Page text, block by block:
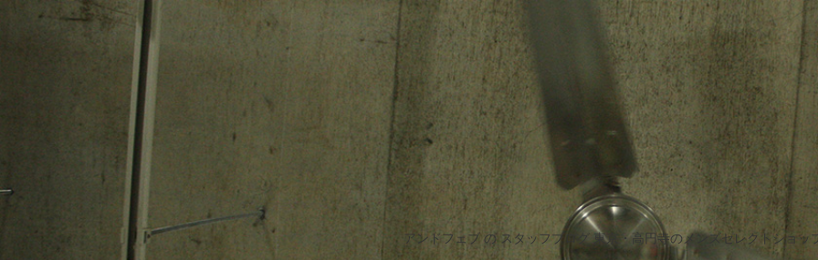
アンドフェブ の スタッフブログ 東京・高円寺のメンズセレクトショッ